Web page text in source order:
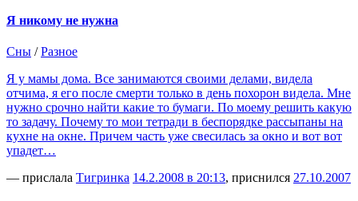
Я никому не нужна
Сны /Разное
Я у мамы дома. Все занимаются своими делами, видела
отчима, я его после смерти только в день похорон видела. Мне
нужно срочно найти какие то бумаги. По моему решить какую
то задачу. Почему то мои тетради в беспорядке рассыпаны на
кухне на окне. Причем часть уже свесилась за окно и вот вот
упадет…
— прислала Тигринка 14.2.2008 в 20:13, приснился 27.10.2007